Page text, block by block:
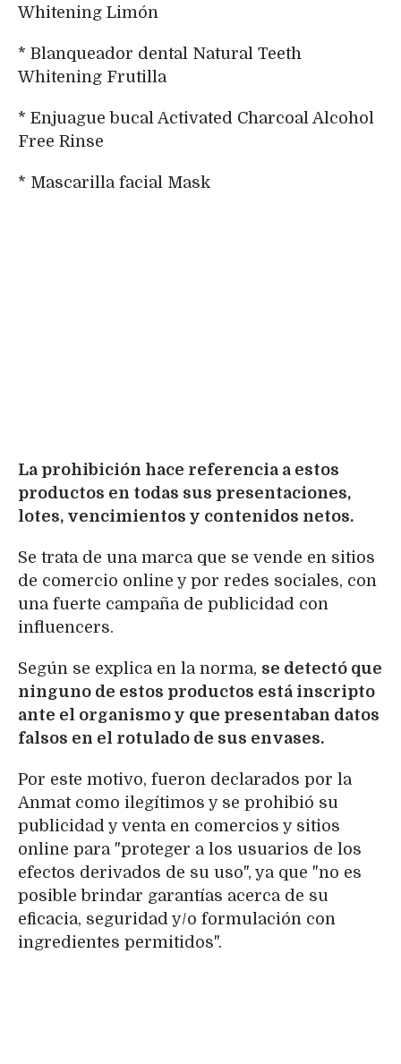
Whitening Limón
* Blanqueador dental Natural Teeth
Whitening Frutilla
* Enjuague bucal Activated Charcoal Alcohol
Free Rinse
* Mascarilla facial Mask
La prohibición hace referencia a estos
productos en todas sus presentaciones,
lotes, vencimientos y contenidos netos.
Se trata de una marca que se vende en sitios
de comercio online y por redes sociales, con
una fuerte campaña de publicidad con
influencers.
Según se explica en la norma, se detectó que
ninguno de estos productos está inscripto
ante el organismo y que presentaban datos
falsos en el rotulado de sus envases.
Por este motivo, fueron declarados por la
Anmat como ilegítimos y se prohibió su
publicidad y venta en comercios y sitios
online para "proteger a los usuarios de los
efectos derivados de su uso", ya que "no es
posible brindar garantías acerca de su
eficacia, seguridad y/o formulación con
ingredientes permitidos".